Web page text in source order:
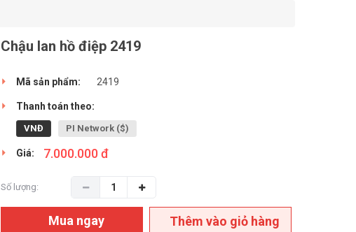
Chậu lan hồ điệp 2419
Mã sản phẩm: 2419
Thanh toán theo:
VNĐ PI Network ($)
Giá: 7.000.000 đ
Số lượng:
Mua ngay Thêm vào giỏ hàng